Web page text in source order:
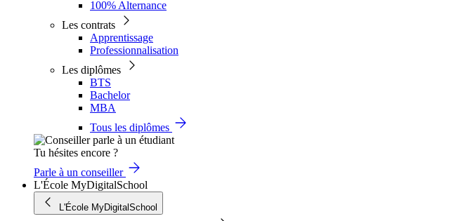
100% Alternance
Les contrats
Apprentissage
Professionnalisation
Les diplômes
BTS
Bachelor
MBA
Tous les diplômes
Tu hésites encore ?
Parle à un conseiller
L'École MyDigitalSchool
L'École MyDigitalSchool